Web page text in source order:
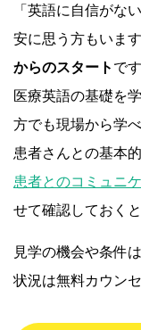
「英語に自信がな
安に思う方もいま
からのスタート で
医療英語の基礎を
方でも現場から学
患者さんとの基本
患者とのコミュニ
せて確認しておく
見学の機会や条件
状況は無料カウン